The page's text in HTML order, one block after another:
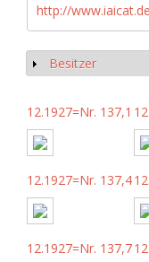
http://
Show
Besitzer
12.1927=Nr. 137,1
12.1927=Nr. 137,4
12.1927=Nr. 137,7